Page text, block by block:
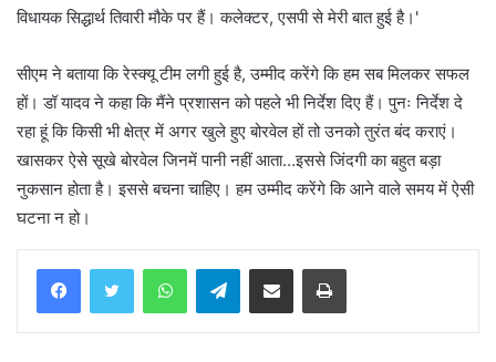
विधायक सिद्धार्थ तिवारी मौके पर हैं। कलेक्टर, एसपी से मेरी बात हुई है।'
सीएम ने बताया कि रेस्क्यू टीम लगी हुई है, उम्मीद करेंगे कि हम सब मिलकर सफल
हों। डॉ यादव ने कहा कि मैंने प्रशासन को पहले भी निर्देश दिए हैं। पुनः निर्देश दे
रहा हूं कि किसी भी क्षेत्र में अगर खुले हुए बोरवेल हों तो उनको तुरंत बंद कराएं।
खासकर ऐसे सूखे बोरवेल जिनमें पानी नहीं आता…इससे जिंदगी का बहुत बड़ा
नुकसान होता है। इससे बचना चाहिए। हम उम्मीद करेंगे कि आने वाले समय में ऐसी
घटना न हो।
WhatsAppTelegramShare via Email Print